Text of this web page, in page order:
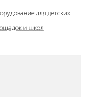
для детских
и школ